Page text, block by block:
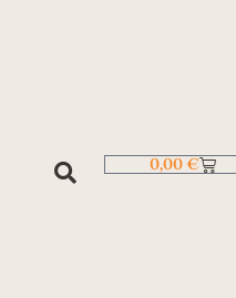
0,00€